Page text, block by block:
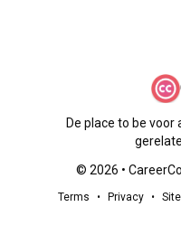
De place to be
© 2026 •
Terms • Privacy •